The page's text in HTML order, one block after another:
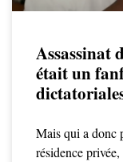
Assassinat
était un
Mais qui a donc
résidence